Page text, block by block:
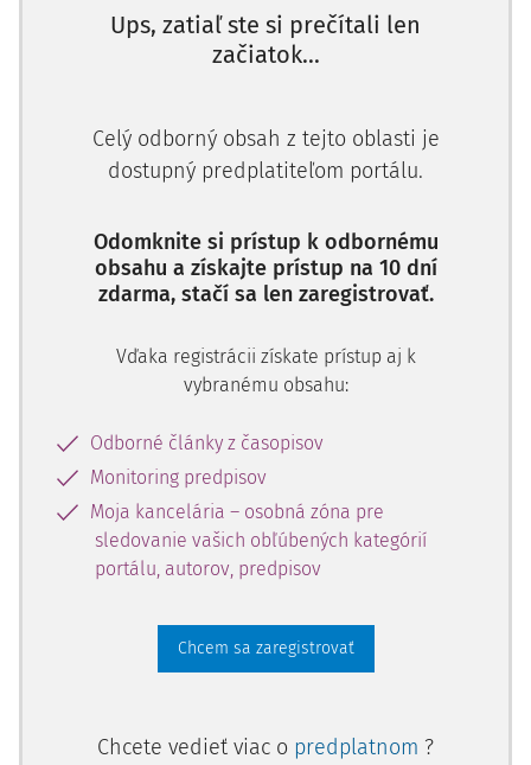
Cieľom príspevku je analyzovať najmä súčasný stav
používania tohto inštitútu, so zameraním na aplikačné
jeho využívanie charakter mimoriadneho opravného
prostriedku alebo ide skôr charakterom aplikácie o akýsi
Ciele zavedenia inštitútu zrušenia
zavedenia inštitútu bolo "...umožniť vo veciach v ktorých
súd ešte nekonal a vec bola v prípravnom konaní
prokurátorom postúpená inému orgánu alebo ktorým bolo
zastavené alebo podmienečne zastavené trestné stíhanie,
alebo ktoré v tomto rozsahu spočíva na chybnom
procesnom konaní, aby nezákonnosť napravil generálny
operatívnejšie konanie a súčasne malo dôjsť k
odbremeneniu súdov, na ktoré prešli ďalšie nové formy
zákonodarcu aj samo kontradiktórne hlavné pojednávanie
Ups, zatiaľ ste si prečítali len
začiatok...
Celý odborný obsah z tejto oblasti je
dostupný predplatiteľom portálu.
Odomknite si prístup k odbornému
obsahu a získajte prístup na 10 dní
zdarma, stačí sa len zaregistrovať.
Vďaka registrácii získate prístup aj k
vybranému obsahu:
Odborné články z časopisov
Monitoring predpisov
Moja kancelária – osobná zóna pre
sledovanie vašich obľúbených kategórií
portálu, autorov, predpisov
Chcem sa zaregistrovať
Chcete vedieť viac o predplatnom ?